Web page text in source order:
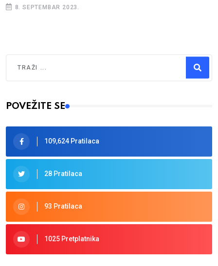
8. SEPTEMBAR 2023.
Type 2 or more characters for results.
POVEŽITE SE
109,624 Pratilaca
28 Pratilaca
93 Pratilaca
1025 Pretplatnika